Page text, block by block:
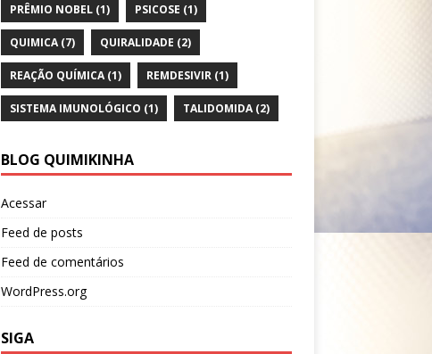
PRÊMIO NOBEL(1) PSICOSE (1)
QUIMICA(7) QUIRALIDADE (2)
REAÇÃO QUÍMICA(1) REMDESIVIR(1)
SISTEMA IMUNOLÓGICO (1) TALIDOMIDA(2)
BLOG QUIMIKINHA
Acessar
Feed de posts
Feed de comentários
WordPress.org
SIGA